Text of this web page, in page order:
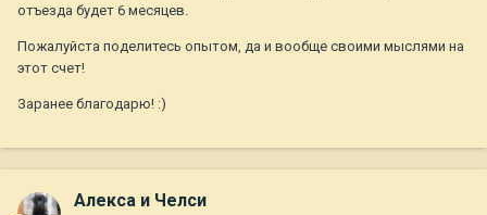
отъезда будет 6 месяцев.
Пожалуйста поделитесь опытом, да и вообще своими мыслями на
этот счет!
Заранее благодарю! :)
Алекса и Челси